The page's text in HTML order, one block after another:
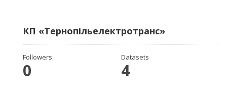
КП «Тернопільелектротранс»
Followers
0
Datasets
4